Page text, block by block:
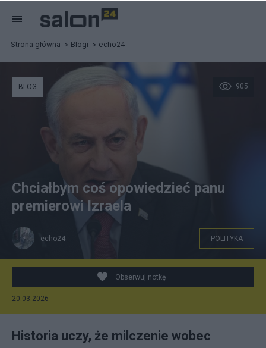
Strona główna Blogi echo24
905
BLOG
Chciałbym coś opowiedzieć panu
premierowi Izraela
echo24 POLITYKA
Obserwuj notkę
20.03.2026
Historia uczy, że milczenie wobec